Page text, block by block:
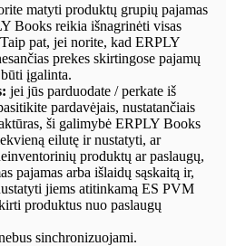
matyti produktų grupių pajamas
Books reikia išnagrinėti visas
pat, jei norite, kad ERPLY
prekes skirtingose pajamų
įgalinta.
jei jūs parduodate / perkate iš
pardavėjais, nustatančiais
ši galimybė ERPLY Books
eilutę ir nustatyti, ar
produktų ar paslaugų,
pajamas arba išlaidų sąskaitą ir,
jiems atitinkamą ES PVM
produktus nuo paslaugų
sinchronizuojami.